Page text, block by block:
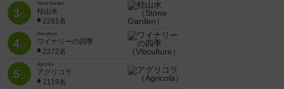
3位
Stone Garden
枯山水
2281名
4位
Viticulture
ワイナリーの四季
2272名
5位
Agricola
アグリコラ
2119名